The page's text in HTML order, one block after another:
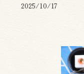
2025/10/17